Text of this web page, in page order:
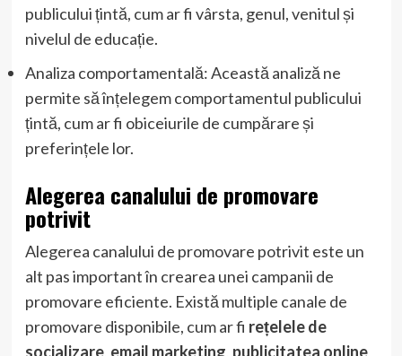
publicului țintă, cum ar fi vârsta, genul, venitul și
nivelul de educație.
Analiza comportamentală: Această analiză ne
permite să înțelegem comportamentul publicului
țintă, cum ar fi obiceiurile de cumpărare și
preferințele lor.
Alegerea canalului de promovare
potrivit
Alegerea canalului de promovare potrivit este un
alt pas important în crearea unei campanii de
promovare eficiente. Există multiple canale de
promovare disponibile, cum ar fi rețelele de
socializare, email marketing publicitatea online